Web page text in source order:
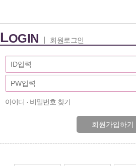
LOGIN 회원로그인
아이디 · 비밀번호 찾기
회원가입하기